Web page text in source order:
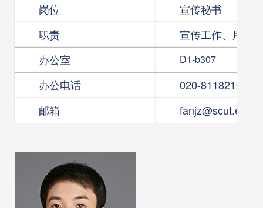
岗位
宣传秘书
职责
宣传工作、用房
办公室
D1-b307
办公电话
020-81182105
邮箱